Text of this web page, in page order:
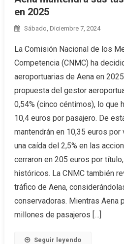
en 2025
Sábado, Diciembre 7, 2024
La Comisión Nacional de los
Competencia (CNMC) ha
aeroportuarias de Aena en
propuesta del gestor
0,54% (cinco céntimos), lo que
10,4 euros por pasajero. De
mantendrán en 10,35 euros por
una caída del 2,5% en las
cerraron en 205 euros por
históricos. La CNMC también
tráfico de Aena,
conservadoras. Mientras Aena
millones de pasajeros […]
Seguir leyendo